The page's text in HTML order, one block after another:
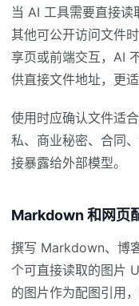
当 AI 工具需要直接
其他可公开访问文件
享页或前端交互，AI
供直接文件地址，更
使用时应确认文件适
私、商业秘密、合同
接暴露给外部模型。
Markdown 和网页
撰写 Markdown、博
个可直接读取的图片
的图片作为配图引用